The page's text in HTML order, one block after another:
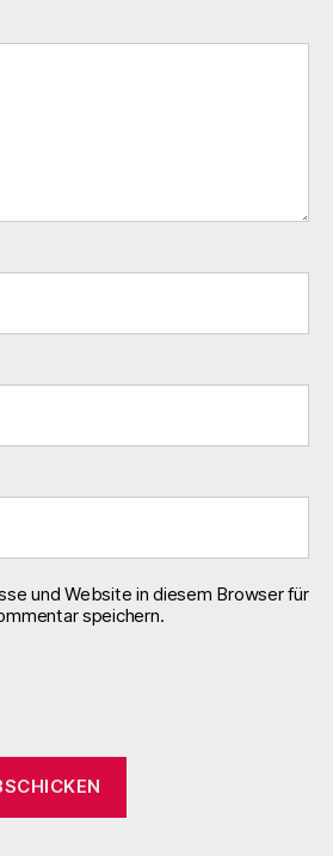
und Website in diesem Browser für
speichern.